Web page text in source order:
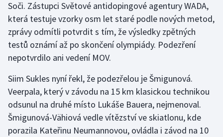
Golf
Gymnastika
Házená
Jezdectví
Judo
Krasobruslení
Soči. Zástupci Světové antidopingové agentury WADA,
která testuje vzorky osm let staré podle nových metod,
zprávy odmítli potvrdit s tím, že výsledky zpětných
testů oznámí až po skončení olympiády. Podezření
nepotvrdilo ani vedení MOV.
Siim Sukles nyní řekl, že podezřelou je Šmigunová.
Veerpala, který v závodu na 15 km klasickou technikou
odsunul na druhé místo Lukáše Bauera, nejmenoval.
Šmigunová-Vähiová vedle vítězství ve skiatlonu, kde
porazila Kateřinu Neumannovou, ovládla i závod na 10